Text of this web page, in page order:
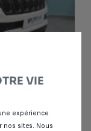
VIE
expérience
sites. Nous